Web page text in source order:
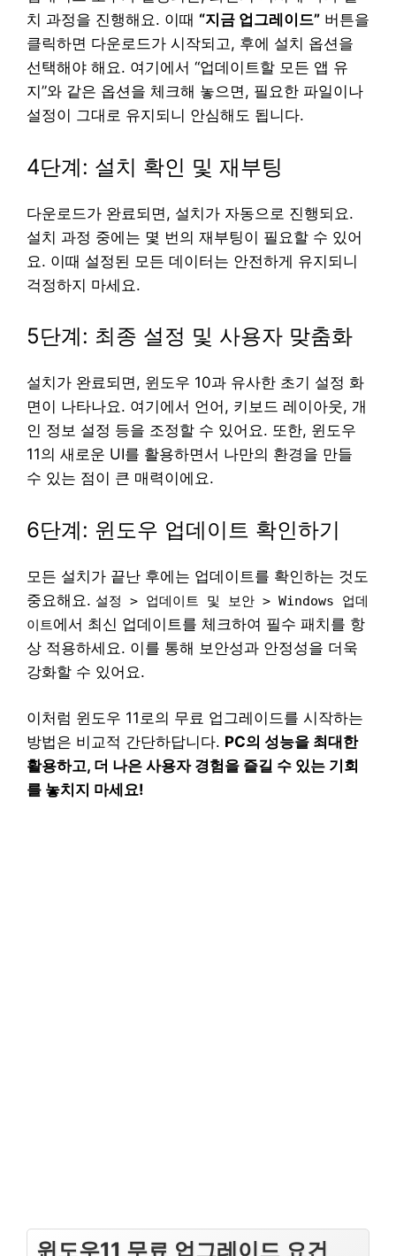
치 과정을 진행해요. 이때 “지금 업그레이드” 버튼을
클릭하면 다운로드가 시작되고, 후에 설치 옵션을
선택해야 해요. 여기에서 “업데이트할 모든 앱 유
지”와 같은 옵션을 체크해 놓으면, 필요한 파일이나
설정이 그대로 유지되니 안심해도 됩니다.
4단계: 설치 확인 및 재부팅
다운로드가 완료되면, 설치가 자동으로 진행되요.
설치 과정 중에는 몇 번의 재부팅이 필요할 수 있어
요. 이때 설정된 모든 데이터는 안전하게 유지되니
걱정하지 마세요.
5단계: 최종 설정 및 사용자 맞춤화
설치가 완료되면, 윈도우 10과 유사한 초기 설정 화
면이 나타나요. 여기에서 언어, 키보드 레이아웃, 개
인 정보 설정 등을 조정할 수 있어요. 또한, 윈도우
11의 새로운 UI를 활용하면서 나만의 환경을 만들
수 있는 점이 큰 매력이에요.
6단계: 윈도우 업데이트 확인하기
모든 설치가 끝난 후에는 업데이트를 확인하는 것도
중요해요. 설정 > 업데이트 및 보안 > Windows 업데
이트에서 최신 업데이트를 체크하여 필수 패치를 항
상 적용하세요. 이를 통해 보안성과 안정성을 더욱
강화할 수 있어요.
이처럼 윈도우 11로의 무료 업그레이드를 시작하는
방법은 비교적 간단하답니다. PC의 성능을 최대한
활용하고, 더 나은 사용자 경험을 즐길 수 있는 기회
를 놓치지 마세요!
윈도우11 무료 업그레이드 요건